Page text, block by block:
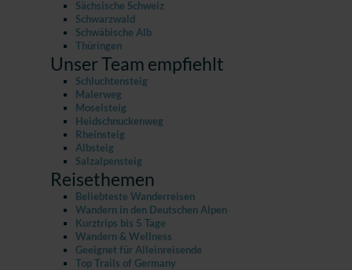
Sächsische Schweiz
Schwarzwald
Schwäbische Alb
Thüringen
Unser Team empfiehlt
Schluchtensteig
Malerweg
Moselsteig
Heidschnuckenweg
Rheinsteig
Albsteig
Salzalpensteig
Reisethemen
Beliebteste Wanderreisen
Wandern in den Deutschen Alpen
Kurztrips bis 5 Tage
Wandern & Wellness
Geeignet für Alleinreisende
Top Trails of Germany